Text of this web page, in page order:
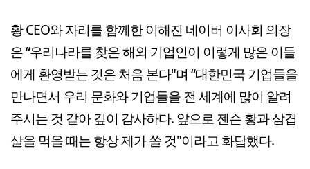
황 CEO와 자리를 함께한 이해진 네이버 이사회 의장
은 “우리나라를 찾은 해외 기업인이 이렇게 많은 이들
에게 환영받는 것은 처음 본다"며 “대한민국 기업들을
만나면서 우리 문화와 기업들을 전 세계에 많이 알려
주시는 것 같아 깊이 감사하다. 앞으로 젠슨 황과 삼겹
살을 먹을 때는 항상 제가 쏠 것"이라고 화답했다.